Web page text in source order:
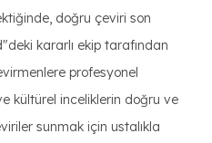
doğru çeviri son
kararlı ekip tarafından
profesyonel
kültürel inceliklerin doğru ve
sunmak için ustalıkla